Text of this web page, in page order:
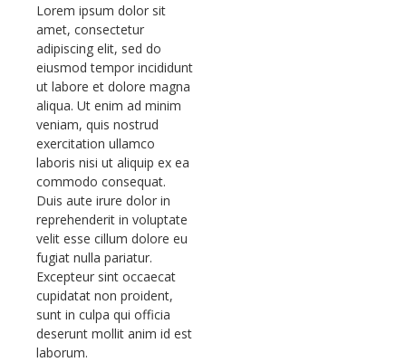
Lorem ipsum dolor sit
amet, consectetur
adipiscing elit, sed do
eiusmod tempor incididunt
ut labore et dolore magna
aliqua. Ut enim ad minim
veniam, quis nostrud
exercitation ullamco
laboris nisi ut aliquip ex ea
commodo consequat.
Duis aute irure dolor in
reprehenderit in voluptate
velit esse cillum dolore eu
fugiat nulla pariatur.
Excepteur sint occaecat
cupidatat non proident,
sunt in culpa qui officia
deserunt mollit anim id est
laborum.